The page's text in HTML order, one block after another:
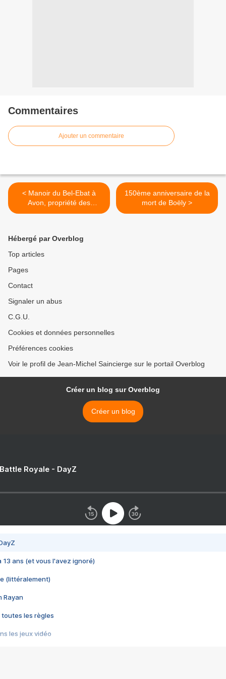
Commentaires
Ajouter un commentaire
< Manoir du Bel-Ebat à
Avon, propriété des
éditeurs Durand
150ème anniversaire de la
mort de Boëly >
Hébergé par Overblog
Top articles
Pages
Contact
Signaler un abus
C.G.U.
Cookies et données personnelles
Préférences cookies
Voir le profil de Jean-Michel Saincierge sur le portail Overblog
Créer un blog sur Overblog
Créer un blog
Royale - DayZ
13 ans (et vous l'avez ignoré)
(littéralement)
Rayan
toutes les règles
les jeux vidéo